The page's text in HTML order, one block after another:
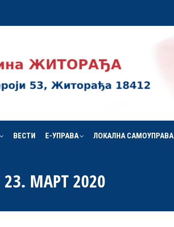
ВЕСТИ Е-УПРАВА ЛОКАЛНА САМОУПРАВА
23. МАРТ 2020